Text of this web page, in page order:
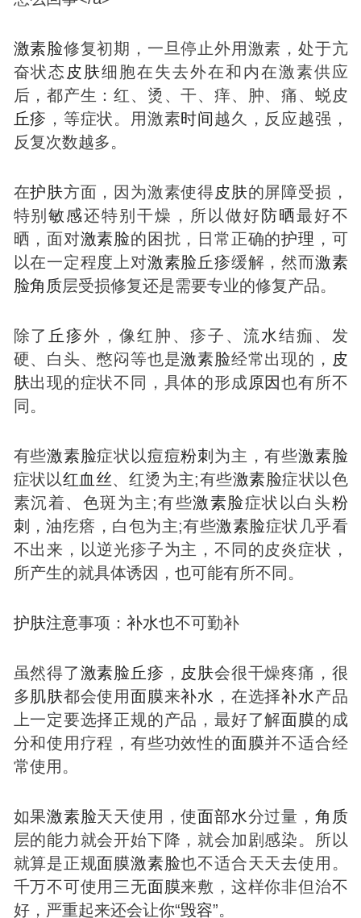
激素脸修复初期，一旦停止外用激素，处于亢
奋状态 皮肤细胞在失去外在和内在激素供应
后，都产生：红、烫、干、痒、肿、痛、蜕皮
丘疹 ，等症状。用激素时间越久，反应越强，
反复次数越多。
在护肤方面，因为激素使得皮肤的屏障受损，
特别敏感还特别干燥，所以做好防晒最好不
晒，面对激素脸的困扰，日常正确的护理 ，可
以在一定程度上对激素脸 丘疹缓解，然而激素
脸角质层受损修复还是需要专业的修复产品。
除了 丘疹外，像红肿、疹子、流水结痂、发
硬、白头、憋闷等也是激素脸经常出现的， 皮
肤出现的症状不同，具体的形成原因也有所不
同。
有些激素脸症状以痘痘粉刺 为主，有些激素脸
症状以红血丝、红烫为主;有些激素脸症状以色
素沉着、色斑为主;有些激素脸症状以白头粉
刺 ，油疙瘩，白包为主;有些激素脸症状几乎看
不出来，以逆光疹子为主，不同的皮炎症状，
所产生的就具体诱因，也可能有所不同。
护肤注意事项： 补水也不可勤补
虽然得了激素脸 丘疹 ， 皮肤会很干燥疼痛，很
多肌肤都会使用面膜来补水 ，在选择补水产品
上一定要选择正规的产品，最好了解面膜的成
分和使用疗程，有些功效性的面膜并不适合经
常使用。
如果激素脸天天使用，使面部水分过量， 角质
层的能力就会开始下降，就会加剧感染。所以
就算是正规面膜激素脸也不适合天天去使用。
千万不可使用三无面膜来敷，这样你非但治不
好，严重起来还会让你“毁容”。